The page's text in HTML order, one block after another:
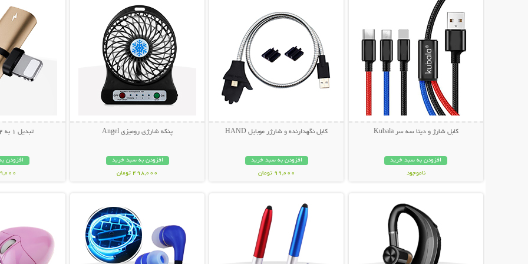
کابل شارژ و دیتا سه سر Kubala
افزودن به سبد خرید
ناموجود
کابل نگهدارنده و شارژر موبایل HAND
افزودن به سبد خرید
99,000 تومان
پنکه شارژی رومیزی Angel
افزودن به سبد خرید
498,000 تومان
تبدیل 1 به 2 سوکت آیفون
افزودن
49,000